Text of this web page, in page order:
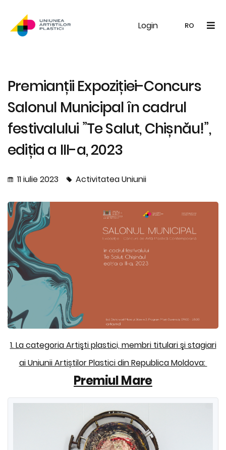
Login RO
UAP Galerie Noutăți
Premianții Expoziției-Concurs
Salonul Municipal în cadrul
festivalului ”Te Salut, Chișnău!”,
ediția a III-a, 2023
11 iulie 2023 Activitatea Uniunii
1. La categoria Artişti plastici, membri titulari şi stagiari
ai Uniunii Artiștilor Plastici din Republica Moldova:
Premiul Mare